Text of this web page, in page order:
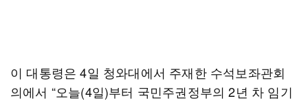
이 대통령은 4일 청와대에서 주재한 수석보좌관회
의에서 “오늘(4일)부터 국민주권정부의 2년 차 임기